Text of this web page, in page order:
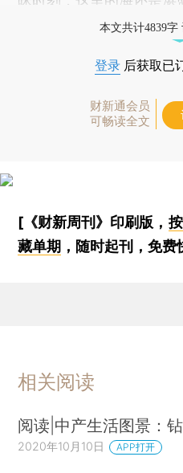
本文共计4839
登录 后获取已
财新通会员
可畅读全文
[《财新周刊》印刷版，
藏单期 ，随时起刊，免费
相关阅读
阅读|中产生活图景：
2020年10月10日 APP打开